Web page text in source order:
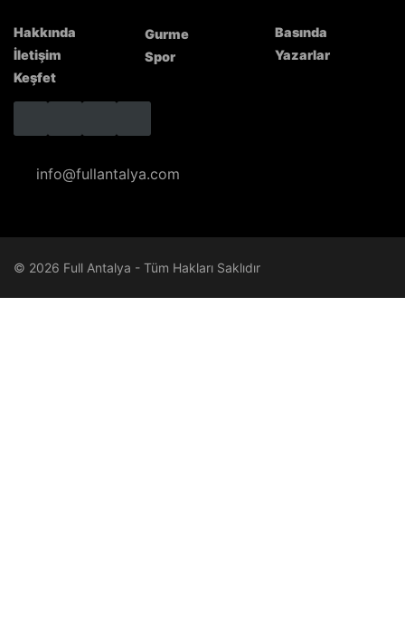
Hakkında
İletişim
Keşfet
Gurme
Spor
Basında
Yazarlar
info@fullantalya.com
© 2026 Full Antalya - Tüm Hakları Saklıdır